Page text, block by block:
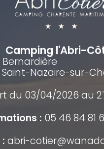
Camping l'Abri-
Bernardière
Saint-Nazaire-sur-
du 03/04/2026 au
: 05 46 84 81
abri-